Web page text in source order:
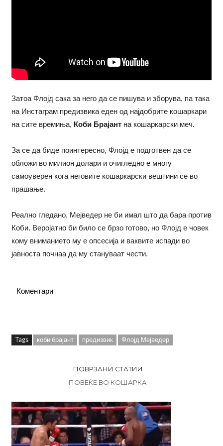
Затоа Флојд сака за него да се пишува и зборува, па така
на Инстаграм предизвика еден од најдобрите кошаркари
на сите времиња, Коби Брајантна кошаркарски меч.
За се да биде поинтересно, Флојд е подготвен да се
обложи во милион долари и очигледно е многу
самоуверен кога неговите кошаркарски вештини се во
прашање.
Реално гледано, Мејведер не би имал што да бара против
Коби. Веројатно би било се брзо готово, но Флојд е човек
кому вниманието му е опсесија и ваквите испади во
јавноста почнаа да му стануваат чести.
Коментари
Tags коби брајант предизвик Флојд Мејведер
ПОВРЗАНИ СТАТИИ
ПОВЕЌЕ ВО КОШАРКА